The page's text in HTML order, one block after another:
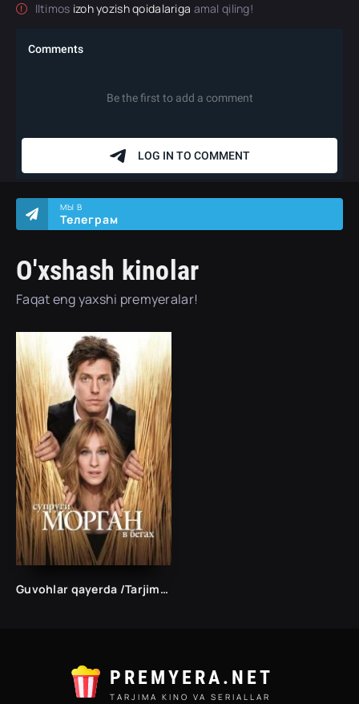
Iltimos izoh yozish qoidalariga amal qiling!
O'xshash kinolar
Faqat eng yaxshi premyeralar!
МЫ В
Телеграм
Guvohlar qayerda /Tarjima kinolar Uzbek tilida Таржима кинолар Ўзбек тилида/
PREMYERA.NET
TARJIMA KINO VA SERIALLAR